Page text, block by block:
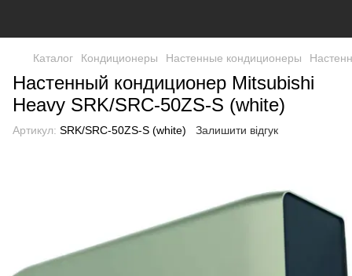
Каталог Кондиционеры Настенные кондиционеры
Настенный кондиционер Mitsubishi
Heavy SRK/SRC-50ZS-S (white)
Артикул: SRK/SRC-50ZS-S (white) Залишити відгук